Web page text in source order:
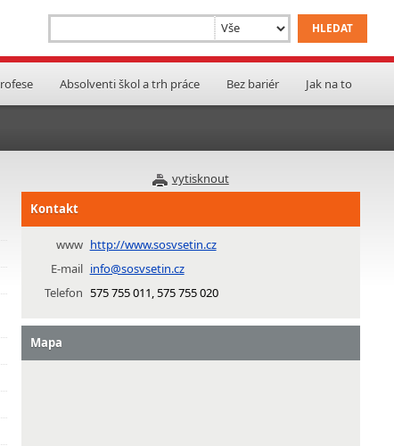
Absolventi škol a trh práce Bez bariér Jak na to
vytisknout
Kontakt
www http://www.sosvsetin.cz
E-mail info@sosvsetin.cz
Telefon 575 755 011, 575 755 020
Mapa